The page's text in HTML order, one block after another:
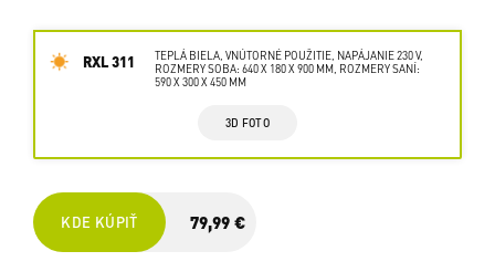
RXL 311
TEPLÁ BIELA, VNÚTORNÉ POUŽITIE, NAPÁJANIE 230 V,
ROZMERY SOBA: 640 X 180 X 900 MM, ROZMERY SANÍ:
590 X 300 X 450 MM
3D FOTO
KDE KÚPIŤ 79,99 €